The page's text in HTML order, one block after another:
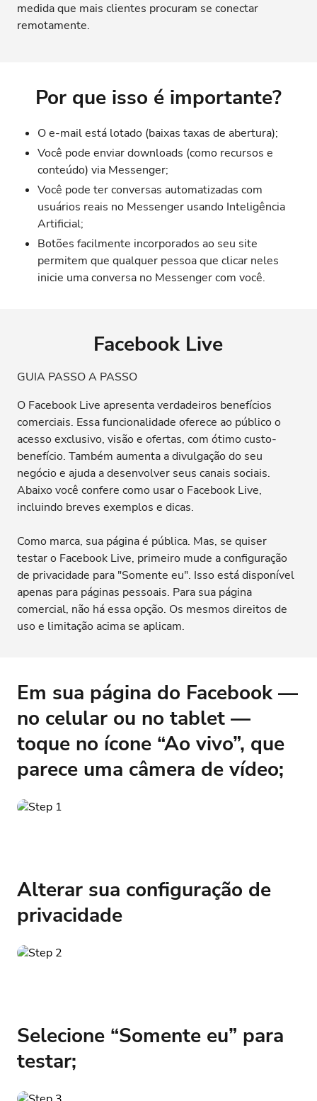
medida que mais clientes procuram se conectar
remotamente.
Por que isso é importante?
O e-mail está lotado (baixas taxas de abertura);
Você pode enviar downloads (como recursos e
conteúdo) via Messenger;
Você pode ter conversas automatizadas com
usuários reais no Messenger usando Inteligência
Artificial;
Botões facilmente incorporados ao seu site
permitem que qualquer pessoa que clicar neles
inicie uma conversa no Messenger com você.
Facebook Live
GUIA PASSO A PASSO
O Facebook Live apresenta verdadeiros benefícios
comerciais. Essa funcionalidade oferece ao público o
acesso exclusivo, visão e ofertas, com ótimo custo-
benefício. Também aumenta a divulgação do seu
negócio e ajuda a desenvolver seus canais sociais.
Abaixo você confere como usar o Facebook Live,
incluindo breves exemplos e dicas.
Como marca, sua página é pública. Mas, se quiser
testar o Facebook Live, primeiro mude a configuração
de privacidade para "Somente eu". Isso está disponível
apenas para páginas pessoais. Para sua página
comercial, não há essa opção. Os mesmos direitos de
uso e limitação acima se aplicam.
Em sua página do Facebook —
no celular ou no tablet —
toque no ícone “Ao vivo”, que
parece uma câmera de vídeo;
Alterar sua configuração de
privacidade
Selecione “Somente eu” para
testar;